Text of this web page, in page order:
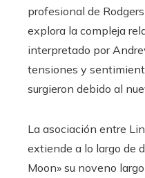
profesional de
explora la compleja
interpretado por
tensiones y
surgieron debido al
La asociación entre
extiende a lo largo de
Moon» su noveno